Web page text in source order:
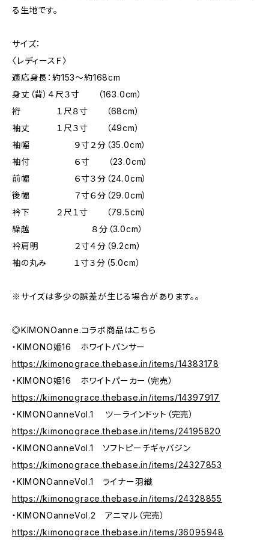
る生地です。
サイズ：
〈レディースＦ〉
適応身長：約153～約168cm
身丈（背）４尺３寸 （163.0cm）
裄 １尺８寸 （68cm）
袖丈 １尺３寸 （49cm）
袖幅 ９寸２分（35.0cm）
袖付 ６寸 （23.0cm）
前幅 ６寸３分（24.0cm）
後幅 ７寸６分（29.0cm）
衿下 ２尺１寸 （79.5cm）
繰越 ８分（3.0cm）
衿肩明 ２寸４分（9.2cm）
袖の丸み １寸３分（5.0cm）
※サイズは多少の誤差が生じる場合があります。。
◎KIMONOanne.コラボ商品はこちら
・KIMONO姫16 ホワイトパンサー
https://kimonograce.thebase.in/items/14383178
・KIMONO姫16 ホワイトパーカー（完売）
https://kimonograce.thebase.in/items/14397917
・KIMONOanneVol.1 ツーラインドット（完売）
https://kimonograce.thebase.in/items/24195820
・KIMONOanneVol.1 ソフトピーチギャバジン
https://kimonograce.thebase.in/items/24327853
・KIMONOanneVol.1 ライナー羽織
https://kimonograce.thebase.in/items/24328855
・KIMONOanneVol.2 アニマル（完売）
https://kimonograce.thebase.in/items/36095948